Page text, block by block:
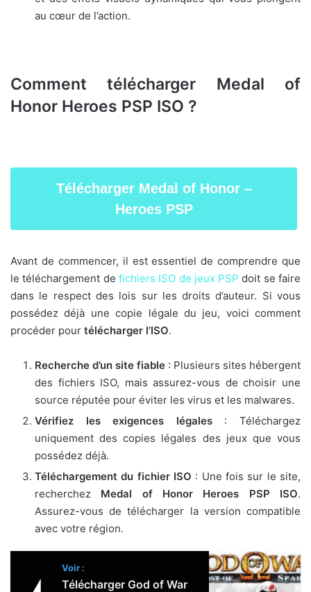
au cœur de l’action.
Comment télécharger Medal of
Honor Heroes PSP ISO ?
Télécharger Medal of Honor –
Heroes PSP
Avant de commencer, il est essentiel de comprendre que
le téléchargement de fichiers ISO de jeux PSP doit se faire
dans le respect des lois sur les droits d’auteur. Si vous
possédez déjà une copie légale du jeu, voici comment
procéder pour télécharger l’ISO.
Recherche d’un site fiable : Plusieurs sites hébergent
des fichiers ISO, mais assurez-vous de choisir une
source réputée pour éviter les virus et les malwares.
Vérifiez les exigences légales: Téléchargez
uniquement des copies légales des jeux que vous
possédez déjà.
Téléchargement du fichier ISO : Une fois sur le site,
recherchez Medal of Honor Heroes PSP ISO.
Assurez-vous de télécharger la version compatible
avec votre région.
Voir :
Télécharger God of War